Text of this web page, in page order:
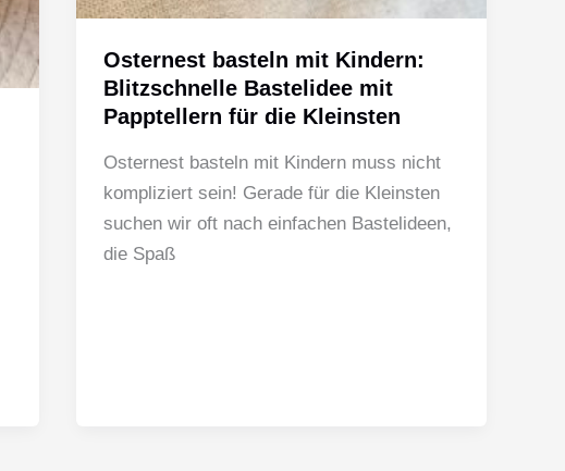
Osternest basteln mit Kindern:
Blitzschnelle Bastelidee mit
Papptellern für die Kleinsten
Osternest basteln mit Kindern muss nicht
kompliziert sein! Gerade für die Kleinsten
suchen wir oft nach einfachen Bastelideen,
die Spaß